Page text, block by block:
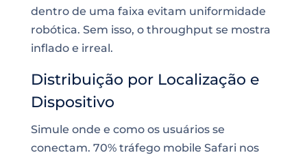
dentro de uma faixa evitam uniformidade
robótica. Sem isso, o throughput se mostra
inflado e irreal.
Distribuição por Localização e
Dispositivo
Simule onde e como os usuários se
conectam. 70% tráfego mobile Safari nos